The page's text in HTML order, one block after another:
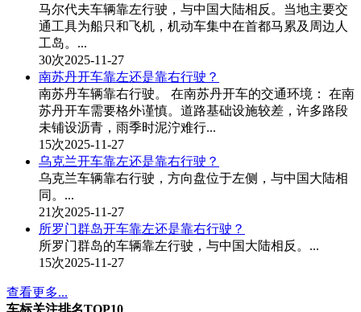
马尔代夫车辆靠左行驶，与中国大陆相反。当地主要交
通工具为船只和飞机，机动车集中在首都马累及周边人
工岛。...
30次2025-11-27
南苏丹开车靠左还是靠右行驶？
南苏丹车辆靠右行驶。 在南苏丹开车的交通环境： 在南
苏丹开车需要格外谨慎。道路基础设施较差，许多路段
未铺设沥青，雨季时泥泞难行...
15次2025-11-27
乌克兰开车靠左还是靠右行驶？
乌克兰车辆靠右行驶，方向盘位于左侧，与中国大陆相
同。...
21次2025-11-27
所罗门群岛开车靠左还是靠右行驶？
所罗门群岛的车辆靠左行驶，与中国大陆相反。...
15次2025-11-27
查看更多...
车标关注排名TOP10